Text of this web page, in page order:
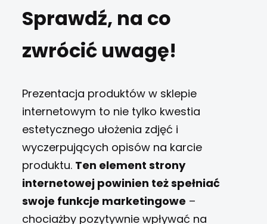
Sprawdź, na co
zwrócić uwagę!
Prezentacja produktów w sklepie
internetowym to nie tylko kwestia
estetycznego ułożenia zdjęć i
wyczerpujących opisów na karcie
produktu. Ten element strony
internetowej powinien też spełniać
swoje funkcje marketingowe –
chociażby pozytywnie wpływać na